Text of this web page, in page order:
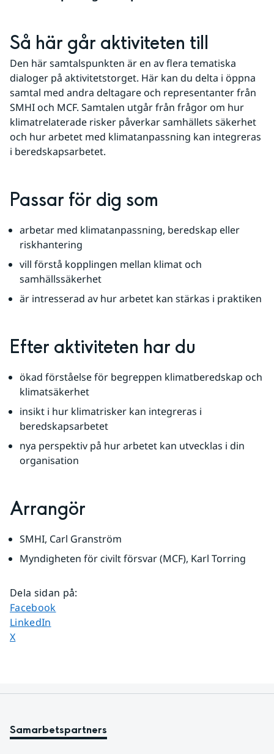
Så här går aktiviteten till
Den här samtalspunkten är en av flera tematiska
dialoger på aktivitetstorget. Här kan du delta i öppna
samtal med andra deltagare och representanter från
SMHI och MCF. Samtalen utgår från frågor om hur
klimatrelaterade risker påverkar samhällets säkerhet
och hur arbetet med klimatanpassning kan integreras
i beredskapsarbetet.
Passar för dig som
arbetar med klimatanpassning, beredskap eller
riskhantering
vill förstå kopplingen mellan klimat och
samhällssäkerhet
är intresserad av hur arbetet kan stärkas i praktiken
Efter aktiviteten har du
ökad förståelse för begreppen klimatberedskap och
klimatsäkerhet
insikt i hur klimatrisker kan integreras i
beredskapsarbetet
nya perspektiv på hur arbetet kan utvecklas i din
organisation
Arrangör
SMHI, Carl Granström
Myndigheten för civilt försvar (MCF), Karl Torring
Dela sidan på:
Dela sidan på
Facebook
Dela sidan på
LinkedIn
Dela sidan på
X
Samarbetspartners